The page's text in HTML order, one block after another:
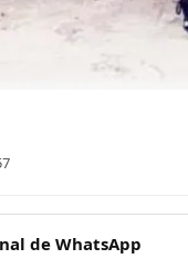
de WhatsApp